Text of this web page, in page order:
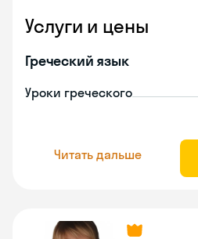
Услуги и цены
Греческий язык
Уроки греческого
Читать дальше